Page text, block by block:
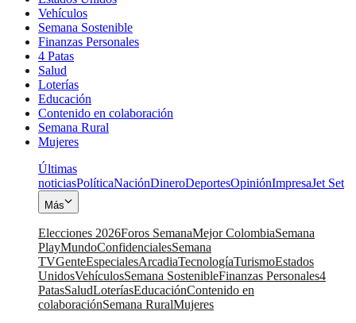
Vehículos
Semana Sostenible
Finanzas Personales
4 Patas
Salud
Loterías
Educación
Contenido en colaboración
Semana Rural
Mujeres
Últimas
noticiasPolíticaNaciónDineroDeportesOpiniónImpresaJet Set
Más
Elecciones 2026Foros SemanaMejor ColombiaSemana
PlayMundoConfidencialesSemana
TVGenteEspecialesArcadiaTecnologíaTurismoEstados
UnidosVehículosSemana SostenibleFinanzas Personales4
PatasSaludLoteríasEducaciónContenido en
colaboraciónSemana RuralMujeres